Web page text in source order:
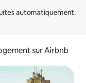
sur Airbnb